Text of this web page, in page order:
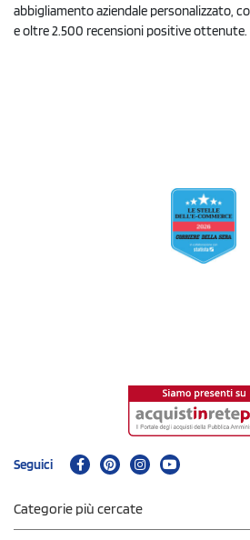
abbigliamento aziendale personalizzato,
e oltre 2.500 recensioni positive ottenute.
Seguici
Categorie più cercate